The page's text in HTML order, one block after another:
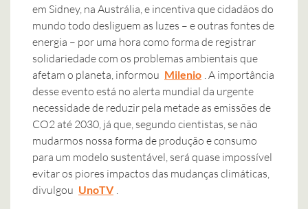
em Sidney, na Austrália, e incentiva que cidadãos do
mundo todo desliguem as luzes – e outras fontes de
energia – por uma hora como forma de registrar
solidariedade com os problemas ambientais que
afetam o planeta, informou Milenio . A importância
desse evento está no alerta mundial da urgente
necessidade de reduzir pela metade as emissões de
CO2 até 2030, já que, segundo cientistas, se não
mudarmos nossa forma de produção e consumo
para um modelo sustentável, será quase impossível
evitar os piores impactos das mudanças climáticas,
divulgou UnoTV